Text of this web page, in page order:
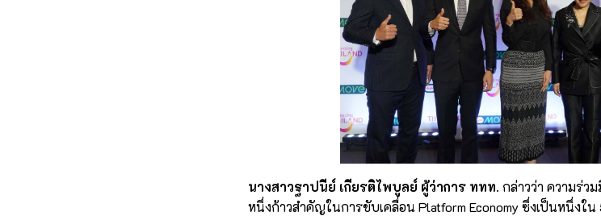
นางสาวฐาปนีย์ เกียรติไพบูลย์ ผู้ว่าการ ททท. กล่าวว่า ความร่ว
หนึ่งก้าวสำคัญในการขับเคลื่อน Platform Economy ซึ่งเป็นหนึ่งใน